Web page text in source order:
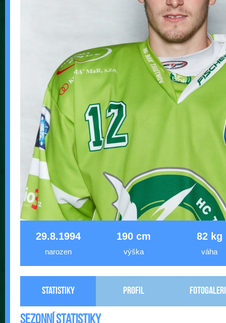
29.8.1994
narozen
190 cm
výška
82 kg
váha
Statistiky Profil
Sezonní statistiky